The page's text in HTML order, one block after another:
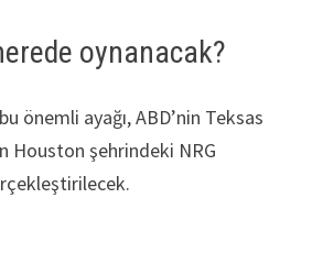
oynanacak?
önemli ayağı, ABD’nin Teksas
Houston şehrindeki NRG